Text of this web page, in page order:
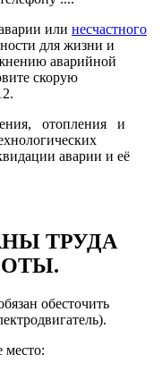
или несчастного
для жизни и
аварийной
скорую
отопления и
аварии и её
ТРУДА
обесточить
место: